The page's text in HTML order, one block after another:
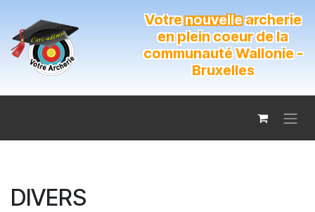
Votrenouvellearcherie
en plein coeur de la
communauté Wallonie -
Bruxelles
DIVERS